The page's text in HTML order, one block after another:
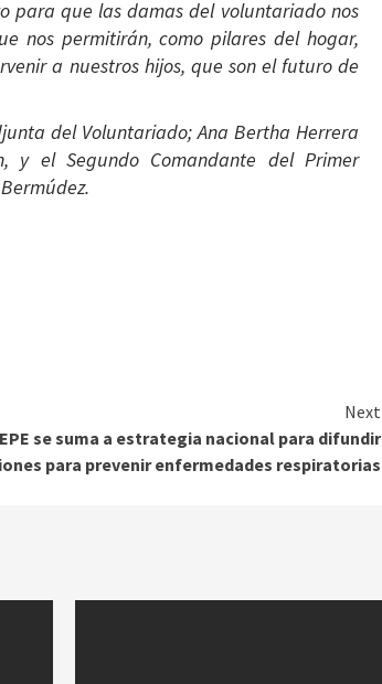
para que las damas del voluntariado nos
nos permitirán, como pilares del hogar,
a nuestros hijos, que son el futuro de
del Voluntariado; Ana Bertha Herrera
y el Segundo Comandante del Primer
Next
se suma a estrategia nacional para difundir
para prevenir enfermedades respiratorias